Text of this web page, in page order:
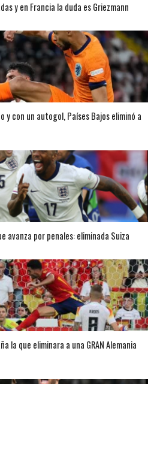
y en Francia la duda es Griezmann
y con un autogol, Países Bajos eliminó a
por penales: eliminada Suiza
la que eliminara a una GRAN Alemania